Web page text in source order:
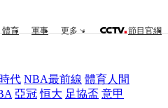
體育 軍事 更多 節目官網
代 NBA最前線 體育人間
亞冠 恒大 足協盃 意甲